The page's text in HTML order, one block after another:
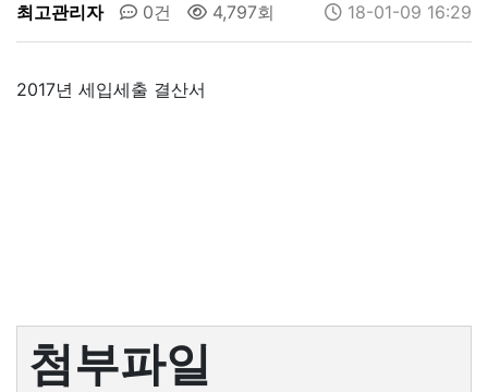
최고관리자 0건 4,797회 18-01-09 16:29
2017년 세입세출 결산서
첨부파일